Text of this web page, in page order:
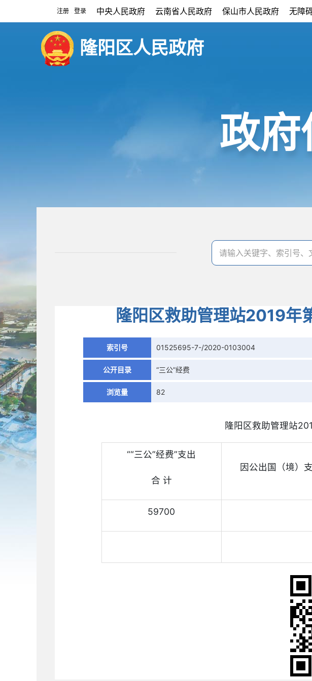
注册 登录 中央人民政府 云南省人民政府 保山市人民政府 无障
隆阳区人民政府
政府
隆阳区救助管理站2019年
索引号 01525695-7-/2020-0103004
公开目录 “三公”经费
浏览量 82
隆阳区救助管理站
““三公”经费”支出
合 计
因公出国（境）
59700